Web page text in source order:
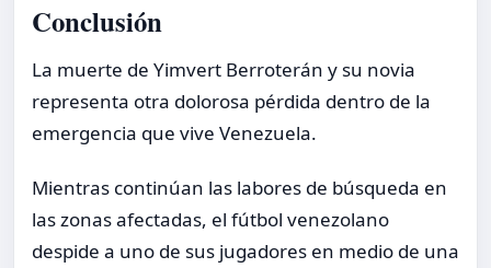
Conclusión
La muerte de Yimvert Berroterán y su novia
representa otra dolorosa pérdida dentro de la
emergencia que vive Venezuela.
Mientras continúan las labores de búsqueda en
las zonas afectadas, el fútbol venezolano
despide a uno de sus jugadores en medio de una